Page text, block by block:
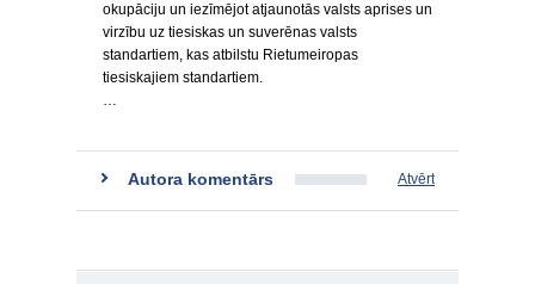
okupāciju un iezīmējot atjaunotās valsts aprises un
virzību uz tiesiskas un suverēnas valsts
standartiem, kas atbilstu Rietumeiropas
tiesiskajiem standartiem.
…
Autora komentārs Atvērt